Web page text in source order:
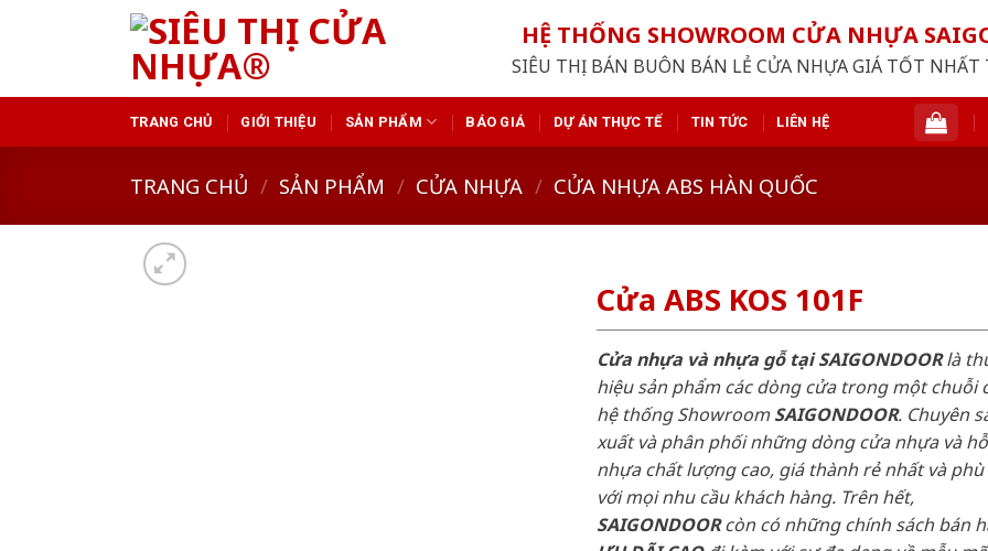
HỆ THỐNG SHOWROOM CỬA NHỰA
SIÊU THỊ BÁN BUÔN BÁN LẺ CỬA NHỰA GIÁ TỐT NHẤT
TRANG CHỦ GIỚI THIỆU SẢN PHẨM BÁO GIÁ DỰ ÁN THỰC TẾ TIN TỨC LIÊN HỆ
TRANG CHỦ / SẢN PHẨM / CỬA NHỰA / CỬA NHỰA ABS HÀN QUỐC
Cửa ABS KOS 101F
Cửa nhựa và nhựa gỗ tại SAIGONDOORlà
hiệu sản phẩm các dòng cửa trong một chuỗi
hệ thống ShowroomSAIGONDOOR. Chuyên
xuất và phân phối những dòng cửa nhựa và
nhựa chất lượng cao, giá thành rẻ nhất và
với mọi nhu cầu khách hàng. Trên hết,
SAIGONDOORcòn có những chính sách bán